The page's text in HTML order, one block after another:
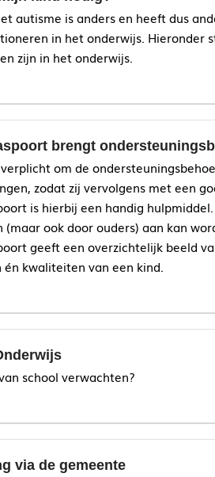
autisme is anders en heeft dus
in het onderwijs. Hieronder
zijn in het onderwijs.
brengt
om de
zodat zij vervolgens met een
is hierbij een handig
(maar ook door ouders) aan kan
geeft een overzichtelijk beeld
én kwaliteiten van een kind.
school verwachten?
via de gemeente